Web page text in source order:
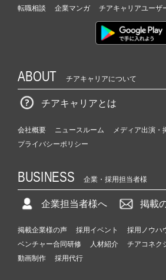
転職相談
企業マンガ チアキャリアユーザ
ABOUT チアキャリアについて
チアキャリアとは
会社概要 ニュースルーム
メディア出演・
プライバシーポリシー
BUSINESS 企業・採用担当者様
企業担当者様へ 掲載
掲載企業様の声 採用イベント 採用ノウハ
ベンチャー合同研修
人材紹介 チアコネク
動画制作
採用代行